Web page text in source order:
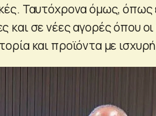
Ταυτόχρονα όμως, όπως
και σε νέες αγορές όπου
και προϊόντα με